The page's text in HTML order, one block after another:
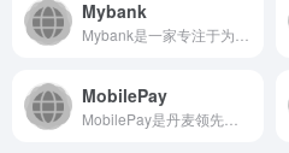
Mybank
MobilePay